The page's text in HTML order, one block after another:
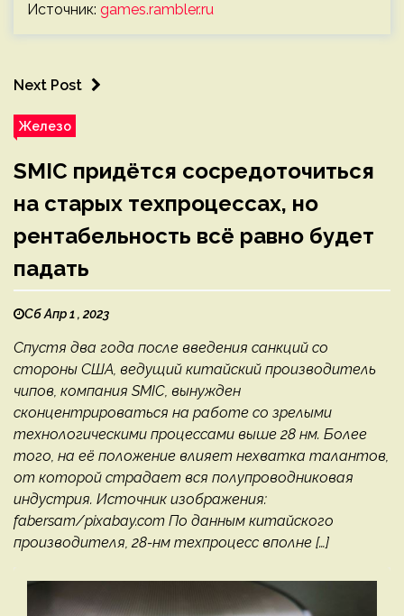
Источник: games.rambler.ru
Next Post
Железо
SMIC придётся сосредоточиться
на старых техпроцессах, но
рентабельность всё равно будет
падать
Сб Апр 1 , 2023
Спустя два года после введения санкций со
стороны США, ведущий китайский производитель
чипов, компания SMIC, вынужден
сконцентрироваться на работе со зрелыми
технологическими процессами выше 28 нм. Более
того, на её положение влияет нехватка талантов,
от которой страдает вся полупроводниковая
индустрия. Источник изображения:
fabersam/pixabay.com По данным китайского
производителя, 28-нм техпроцесс вполне […]